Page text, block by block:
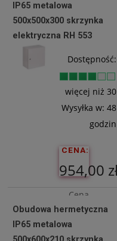
742,28 zł
Do
IP65 metalowa
500x500x300 skrzynka
elektryczna RH 553
Dostępność:
więcej niż 30
Wysyłka w: 48
godzin
CENA:
954,00
Cena
netto:
775,61 zł
Obudowa hermetyczna
IP65 metalowa
500x600x210 skrzynka